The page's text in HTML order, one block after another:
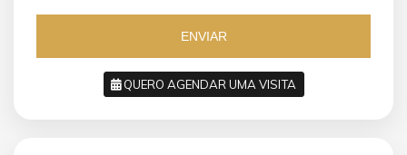
ENVIAR
QUERO AGENDAR UMA VISITA